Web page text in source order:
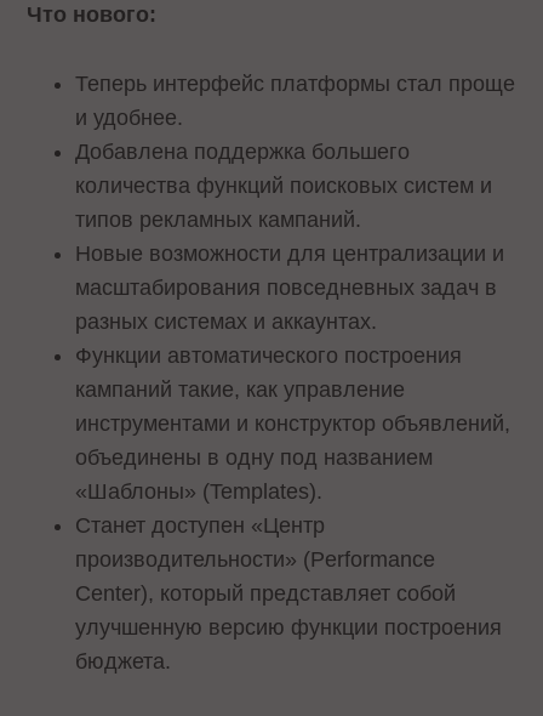
Что нового:
Теперь интерфейс платформы стал проще
и удобнее.
Добавлена поддержка большего
количества функций поисковых систем и
типов рекламных кампаний.
Новые возможности для централизации и
масштабирования повседневных задач в
разных системах и аккаунтах.
Функции автоматического построения
кампаний такие, как управление
инструментами и конструктор объявлений,
объединены в одну под названием
«Шаблоны» (Templates).
Станет доступен «Центр
производительности» (Performance
Center), который представляет собой
улучшенную версию функции построения
бюджета.